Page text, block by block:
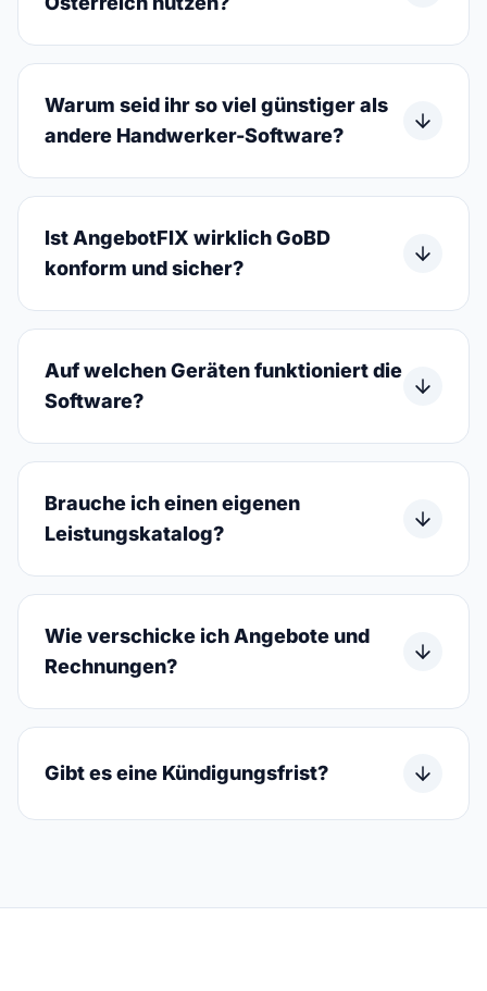
Warum seid ihr so viel günstiger als
andere Handwerker-Software?
Ist AngebotFIX wirklich GoBD
konform und sicher?
Auf welchen Geräten funktioniert die
Software?
Brauche ich einen eigenen
Leistungskatalog?
Wie verschicke ich Angebote und
Rechnungen?
Gibt es eine Kündigungsfrist?